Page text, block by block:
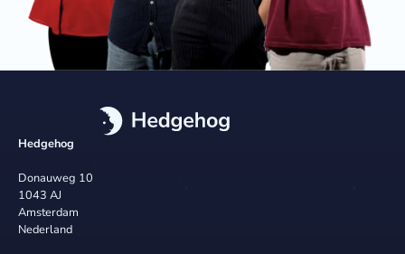
Hedgehog
Donauweg 10
1043 AJ
Amsterdam
Nederland